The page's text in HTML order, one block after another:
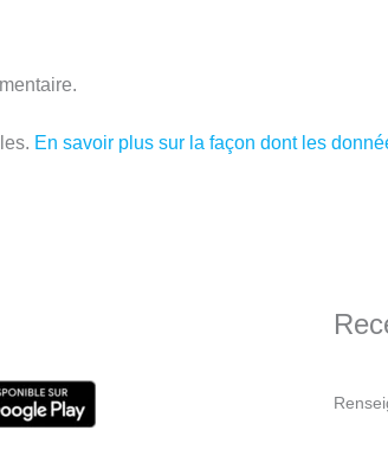
En savoir plus sur la façon dont les